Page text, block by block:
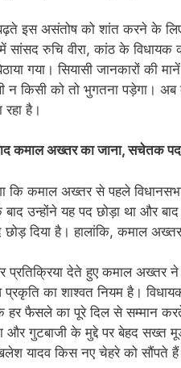
बढ़ते इस असंतोष को शांत करने के
सांसद रुचि वीरा, कांठ के
गया। सियासी जानकारों की
न किसी को तो भुगतना पड़ेगा।
रहा है।
कमाल अख्तर का जाना, सचेतक
कि कमाल अख्तर से पहले
बाद उन्होंने यह पद छोड़ा था और
दिया है। हालांकि, कमाल
प्रतिक्रिया देते हुए कमाल अख्तर
प्रकृति का शाश्वत नियम है।
के हर फैसले का पूरे दिल से सम्मान
और गुटबाजी के मुद्दे पर बेहद सख्त
यादव किस नए चेहरे को सौंपते